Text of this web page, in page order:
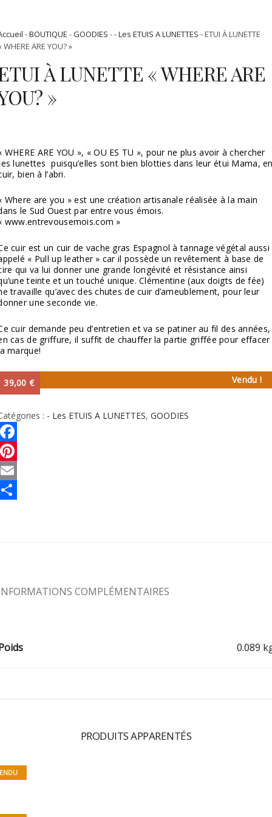
-BOUTIQUE -GOODIES -- Les ETUIS A LUNETTES - ETUI À LUNETTE
WHERE ARE YOU? »
À LUNETTE « WHERE ARE
»
WHERE ARE YOU », « OU ES TU », pour ne plus avoir à chercher
lunettes puisqu’elles sont bien blotties dans leur étui Mama,
bien à l’abri.
Where are you » est une création artisanale réalisée à la main
le Sud Ouest par entre vous émois.
www.entrevousemois.com »
cuir est un cuir de vache gras Espagnol à tannage végétal aussi
« Pull up leather » car il possède un revêtement à base de
qui va lui donner une grande longévité et résistance ainsi
teinte et un touché unique. Clémentine (aux doigts de fée)
travaille qu’avec des chutes de cuir d’ameublement, pour leur
une seconde vie.
cuir demande peu d’entretien et va se patiner au fil des années,
cas de griffure, il suffit de chauffer la partie griffée pour effacer
marque!
39,00€ Vendu !
: - Les ETUIS A LUNETTES,GOODIES
COMPLÉMENTAIRES
0.089
PRODUITS APPARENTÉS